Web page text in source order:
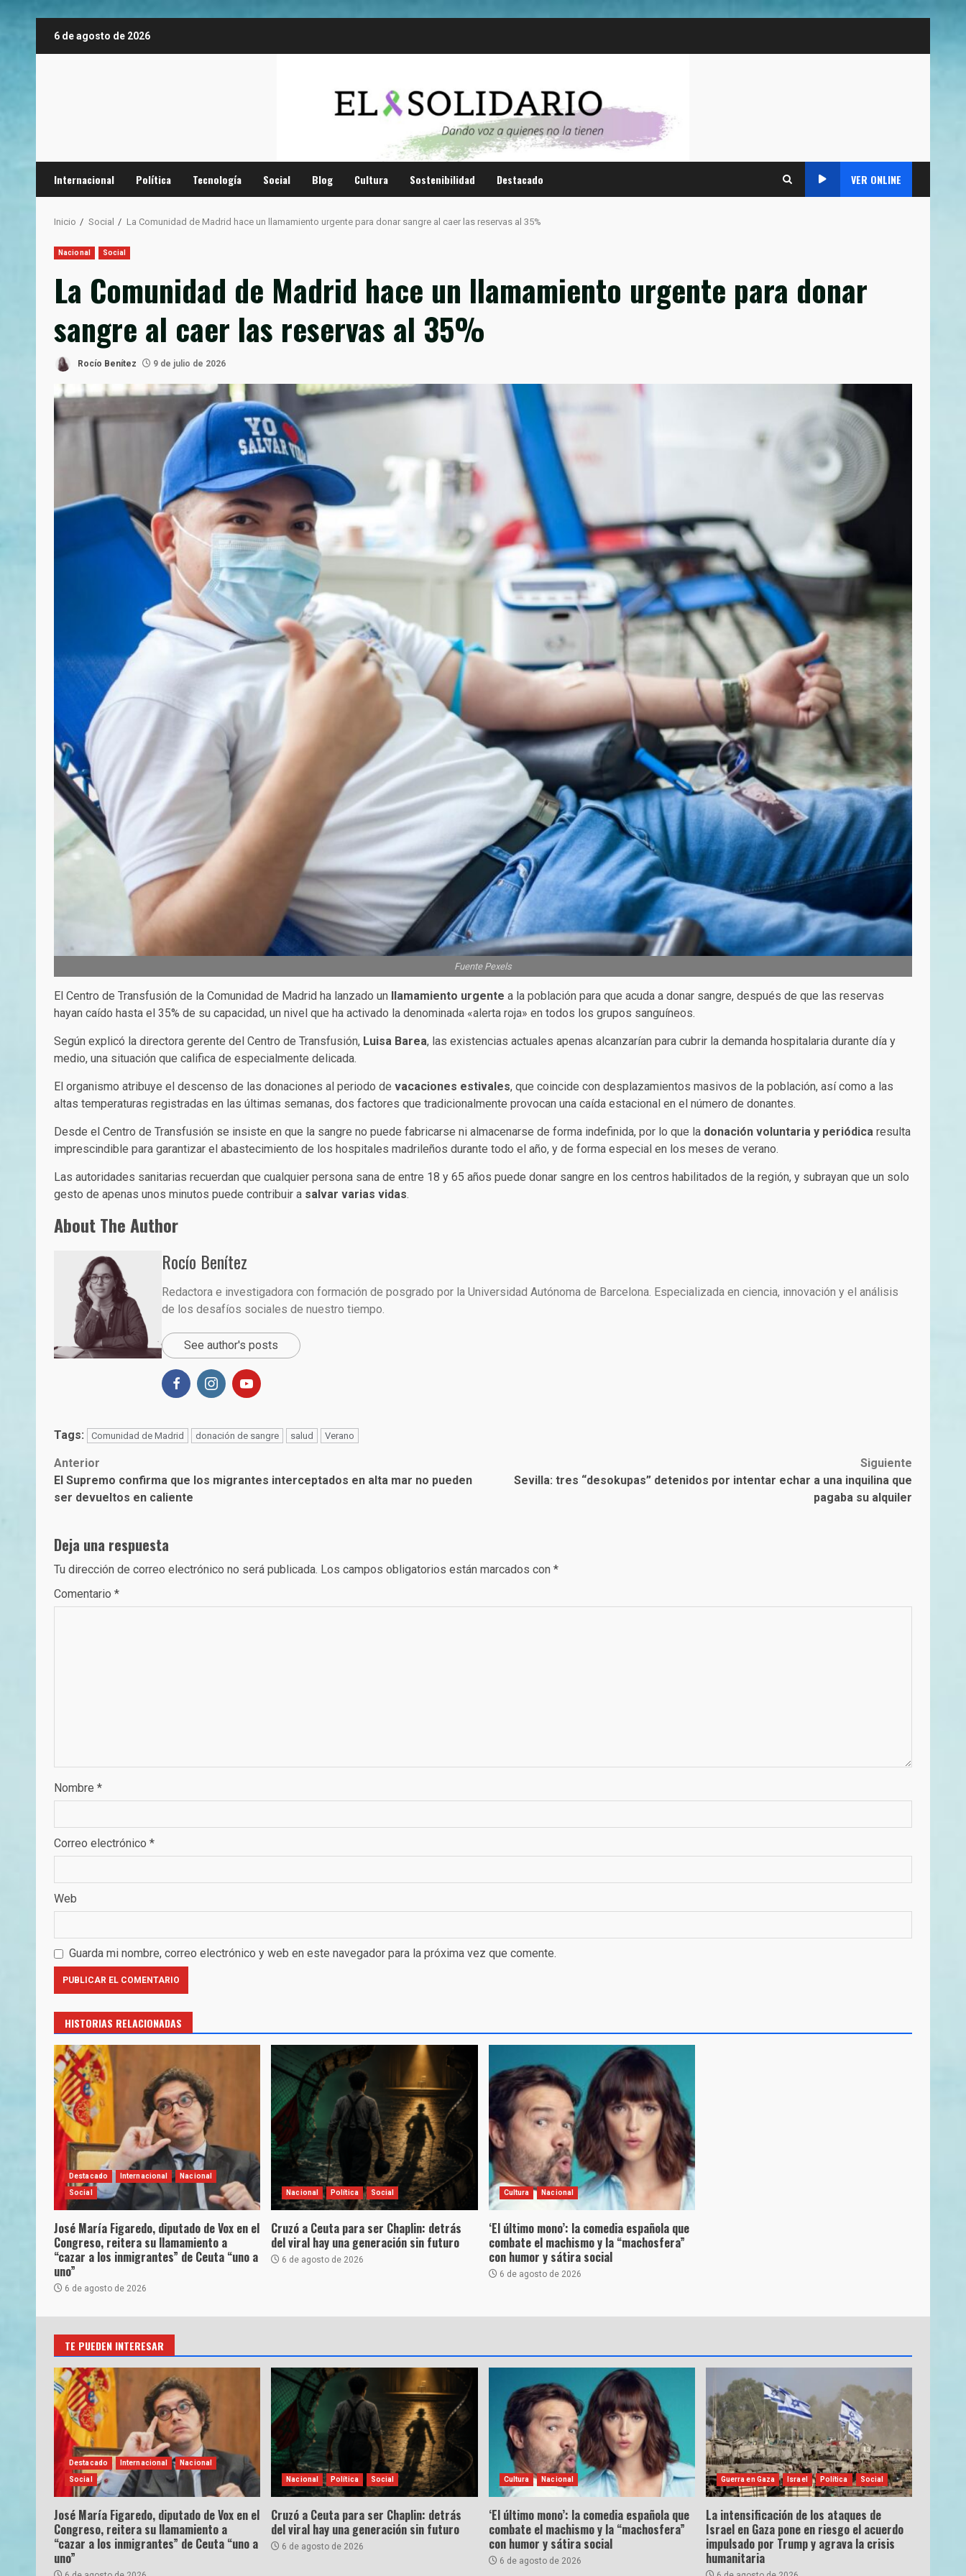
6 de agosto de 2026
Internacional Política Tecnología Social Blog Cultura Sostenibilidad Destacado VER ONLINE
Inicio Social La Comunidad de Madrid hace un llamamiento urgente para donar sangre al caer las reservas al 35%
Nacional Social
La Comunidad de Madrid hace un llamamiento urgente para donar
sangre al caer las reservas al 35%
Rocío Benítez 9 de julio de 2026
Fuente Pexels
El Centro de Transfusión de la Comunidad de Madrid ha lanzado un llamamiento urgente a la población para que acuda a donar sangre, después de que las reservas
hayan caído hasta el 35% de su capacidad, un nivel que ha activado la denominada «alerta roja» en todos los grupos sanguíneos.
Según explicó la directora gerente del Centro de Transfusión, Luisa Barea, las existencias actuales apenas alcanzarían para cubrir la demanda hospitalaria durante día y
medio, una situación que califica de especialmente delicada.
El organismo atribuye el descenso de las donaciones al periodo de vacaciones estivales, que coincide con desplazamientos masivos de la población, así como a las
altas temperaturas registradas en las últimas semanas, dos factores que tradicionalmente provocan una caída estacional en el número de donantes.
Desde el Centro de Transfusión se insiste en que la sangre no puede fabricarse ni almacenarse de forma indefinida, por lo que la donación voluntaria y periódica resulta
imprescindible para garantizar el abastecimiento de los hospitales madrileños durante todo el año, y de forma especial en los meses de verano.
Las autoridades sanitarias recuerdan que cualquier persona sana de entre 18 y 65 años puede donar sangre en los centros habilitados de la región, y subrayan que un solo
gesto de apenas unos minutos puede contribuir a salvar varias vidas.
About The Author
Rocío Benítez
Redactora e investigadora con formación de posgrado por la Universidad Autónoma de Barcelona. Especializada en ciencia, innovación y el análisis
de los desafíos sociales de nuestro tiempo.
See author's posts
Tags: Comunidad de Madrid donación de sangre salud Verano
Post
navigation
Anterior
El Supremo confirma que los migrantes interceptados en alta mar no pueden
ser devueltos en caliente
Siguiente
Sevilla: tres “desokupas” detenidos por intentar echar a una inquilina que
pagaba su alquiler
Deja una respuesta
Tu dirección de correo electrónico no será publicada. Los campos obligatorios están marcados con *
Comentario *
Nombre *
Correo electrónico *
Web
Guarda mi nombre, correo electrónico y web en este navegador para la próxima vez que comente.
HISTORIAS RELACIONADAS
Destacado Internacional Nacional
Social
José María Figaredo, diputado de Vox en el
Congreso, reitera su llamamiento a
“cazar a los inmigrantes” de Ceuta “uno a
uno”
6 de agosto de 2026
Nacional Política Social
Cruzó a Ceuta para ser Chaplin: detrás
del viral hay una generación sin futuro
6 de agosto de 2026
Cultura Nacional
‘El último mono’: la comedia española que
combate el machismo y la “machosfera”
con humor y sátira social
6 de agosto de 2026
TE PUEDEN INTERESAR
Destacado Internacional Nacional
Social
José María Figaredo, diputado de Vox en el
Congreso, reitera su llamamiento a
“cazar a los inmigrantes” de Ceuta “uno a
uno”
Nacional Política Social
Cruzó a Ceuta para ser Chaplin: detrás
del viral hay una generación sin futuro
6 de agosto de 2026
Cultura Nacional
‘El último mono’: la comedia española que
combate el machismo y la “machosfera”
con humor y sátira social
6 de agosto de 2026
Guerra en Gaza Israel Política Social
La intensificación de los ataques de
Israel en Gaza pone en riesgo el acuerdo
impulsado por Trump y agrava la crisis
humanitaria